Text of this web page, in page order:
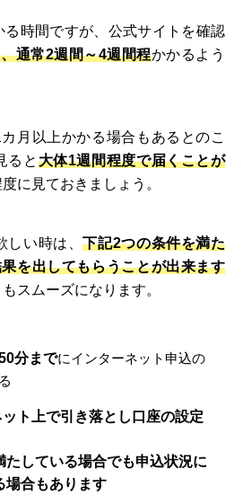
る時間ですが、公式サイトを確認
通常2週間～4週間程かかるよう
月以上かかる場合もあるとのこ
ると 大体1週間程度で届くことが
に見ておきましょう。
しい時は、下記2つの条件を満た
を出してもらうことが出来ます
スムーズになります。
分までにインターネット申込の
ト上で引き落とし口座の設定
している場合でも申込状況に
場合もあります